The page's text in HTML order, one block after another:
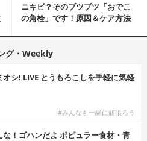
ニキビ？そのブツブツ「おでこ
の角栓」です！原因＆ケア方法
グ・Weekly
オシ! LIVE とうもろこしを手軽に気軽
#みんなも一緒に頑張ろう
な！ゴハンだよ ポピュラー食材・青